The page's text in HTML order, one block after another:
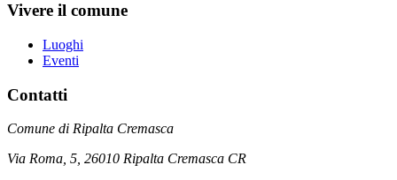
Vivere il comune
Luoghi
Eventi
Contatti
Comune di Ripalta Cremasca
Via Roma, 5, 26010 Ripalta Cremasca CR